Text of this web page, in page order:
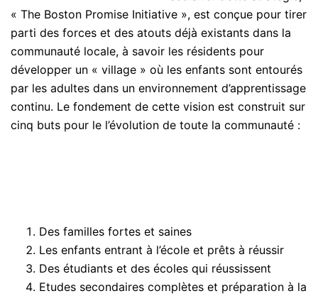
« The Boston Promise Initiative », est conçue pour tirer
parti des forces et des atouts déjà existants dans la
communauté locale, à savoir les résidents pour
développer un « village » où les enfants sont entourés
par les adultes dans un environnement d’apprentissage
continu. Le fondement de cette vision est construit sur
cinq buts pour le l’évolution de toute la communauté :
Des familles fortes et saines
Les enfants entrant à l’école et prêts à réussir
Des étudiants et des écoles qui réussissent
Etudes secondaires complètes et préparation à la